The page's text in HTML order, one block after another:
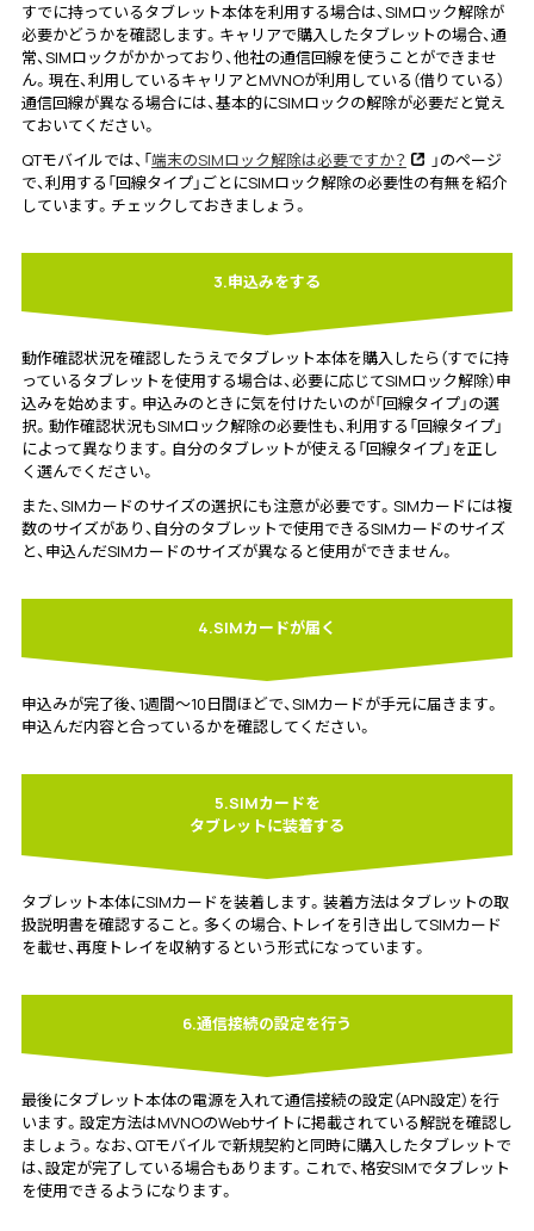
すでに持っているタブレット本体を利用する場合は、SIMロック解除が
必要かどうかを確認します。キャリアで購入したタブレットの場合、通
常、SIMロックがかかっており、他社の通信回線を使うことができませ
ん。現在、利用しているキャリアとMVNOが利用している（借りている）
通信回線が異なる場合には、基本的にSIMロックの解除が必要だと覚え
ておいてください。
QTモバイルでは、「端末のSIMロック解除は必要ですか？
」のページ
で、利用する「回線タイプ」ごとにSIMロック解除の必要性の有無を紹介
しています。チェックしておきましょう。
3.申込みをする
動作確認状況を確認したうえでタブレット本体を購入したら（すでに持
っているタブレットを使用する場合は、必要に応じてSIMロック解除）申
込みを始めます。申込みのときに気を付けたいのが「回線タイプ」の選
択。動作確認状況もSIMロック解除の必要性も、利用する「回線タイプ」
によって異なります。自分のタブレットが使える「回線タイプ」を正し
く選んでください。
また、SIMカードのサイズの選択にも注意が必要です。SIMカードには複
数のサイズがあり、自分のタブレットで使用できるSIMカードのサイズ
と、申込んだSIMカードのサイズが異なると使用ができません。
4.SIMカードが届く
申込みが完了後、1週間～10日間ほどで、SIMカードが手元に届きます。
申込んだ内容と合っているかを確認してください。
5.SIMカードを
タブレットに装着する
タブレット本体にSIMカードを装着します。装着方法はタブレットの取
扱説明書を確認すること。多くの場合、トレイを引き出してSIMカード
を載せ、再度トレイを収納するという形式になっています。
6.通信接続の設定を行う
最後にタブレット本体の電源を入れて通信接続の設定（APN設定）を行
います。設定方法はMVNOのWebサイトに掲載されている解説を確認し
ましょう。なお、QTモバイルで新規契約と同時に購入したタブレットで
は、設定が完了している場合もあります。これで、格安SIMでタブレット
を使用できるようになります。